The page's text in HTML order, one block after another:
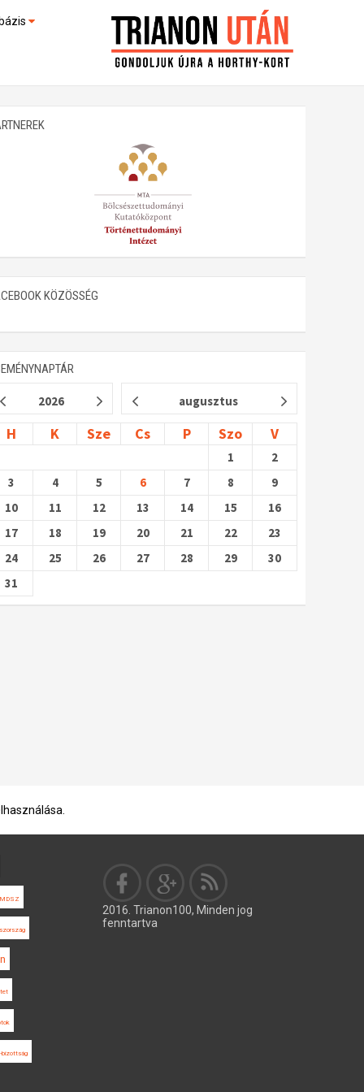
(feltöltés alatt)
KÖZÖSSÉG
2026 augusztus
H K Sze Cs P Szo V
1
2
3
4 5 6 7 8
9
10
11 12 13 14 15
16
17
18 19 20 21 22
23
24
25 26 27 28 29
30
31
bizottság
2016. Trianon100, Minden jog
fenntartva